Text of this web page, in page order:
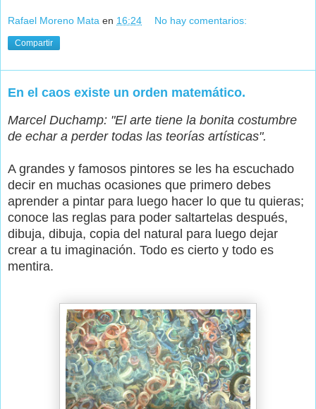
Rafael Moreno Mata en 16:24 No hay comentarios:
Compartir
En el caos existe un orden matemático.
Marcel Duchamp: "El arte tiene la bonita costumbre
de echar a perder todas las teorías artísticas".
A grandes y famosos pintores se les ha escuchado
decir en muchas ocasiones que primero debes
aprender a pintar para luego hacer lo que tu quieras;
conoce las reglas para poder saltartelas después,
dibuja, dibuja, copia del natural para luego dejar
crear a tu imaginación. Todo es cierto y todo es
mentira.